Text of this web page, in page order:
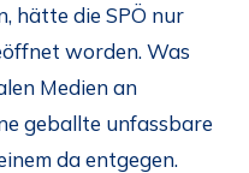
hätte die SPÖ nur
worden. Was
Medien an
geballte unfassbare
da entgegen.